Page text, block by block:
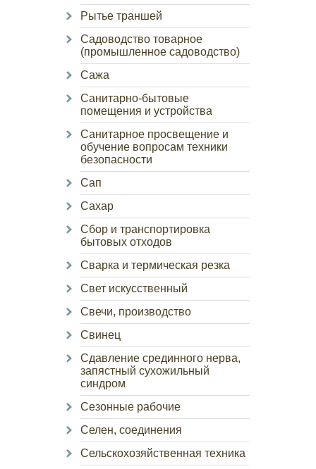
Рытье траншей
Садоводство товарное
(промышленное садоводство)
Сажа
Санитарно-бытовые
помещения и устройства
Санитарное просвещение и
обучение вопросам техники
безопасности
Сап
Сахар
Сбор и транспортировка
бытовых отходов
Сварка и термическая резка
Свет искусственный
Свечи, производство
Свинец
Сдавление срединного нерва,
запястный сухожильный
синдром
Сезонные рабочие
Селен, соединения
Сельскохозяйственная техника